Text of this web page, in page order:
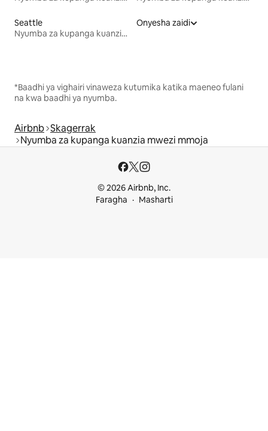
Seattle
Nyumba za kupanga kuanzia mwezi mmoja
Onyesha zaidi
*Baadhi ya vighairi vinaweza kutumika katika maeneo fulani
na kwa baadhi ya nyumba.
Airbnb Skagerrak
Nyumba za kupanga kuanzia mwezi mmoja
© 2026 Airbnb, Inc.
Faragha
Masharti